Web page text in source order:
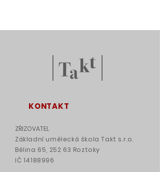
KONTAKT
ZŘIZOVATEL
Základní umělecká škola Takt s.r.o.
Bělina 65, 252 63 Roztoky
IČ 14188996